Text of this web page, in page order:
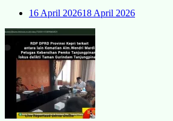
16 April 202618 April 2026